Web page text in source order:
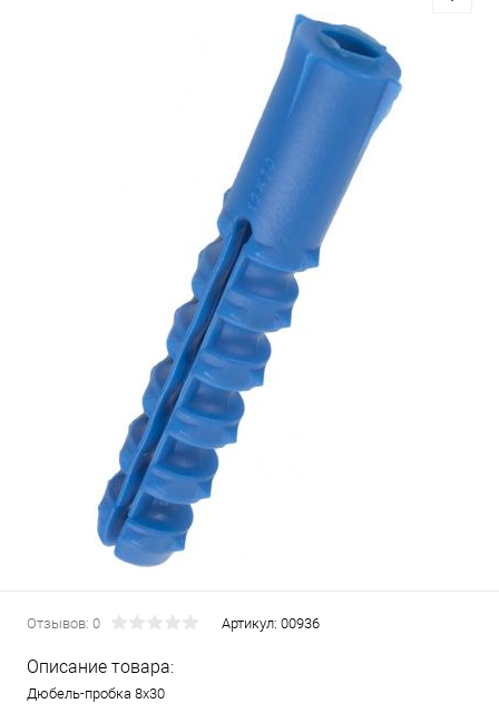
Отзывов: 0 Артикул: 00936
Описание товара:
Дюбель-пробка 8х30